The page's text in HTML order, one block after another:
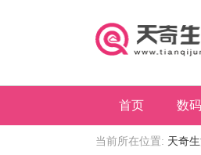
首页 数
当前所在位置: 天奇